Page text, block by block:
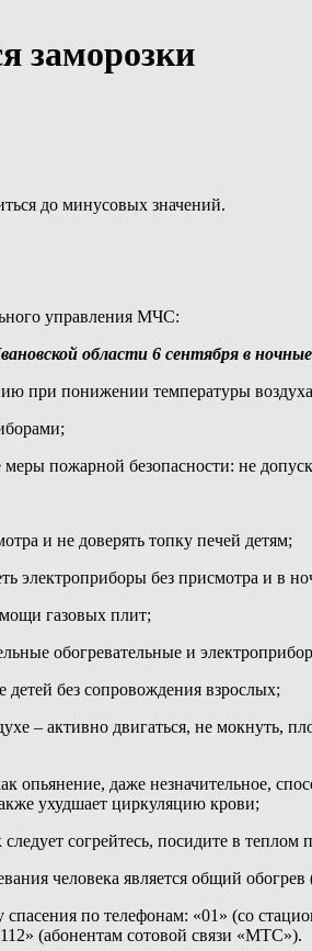
заморозки
до минусовых значений.
управления МЧС:
области 6 сентября в
при понижении температуры
пожарной безопасности: не
и не доверять топку печей детям;
электроприборы без присмотра и в
газовых плит;
обогревательные и
без сопровождения взрослых;
– активно двигаться, не мокнуть,
даже незначительное,
ухудшает циркуляцию крови;
согрейтесь, посидите в теплом
человека является общий обогрев
по телефонам: «01» (со
(абонентам сотовой связи «МТС»).